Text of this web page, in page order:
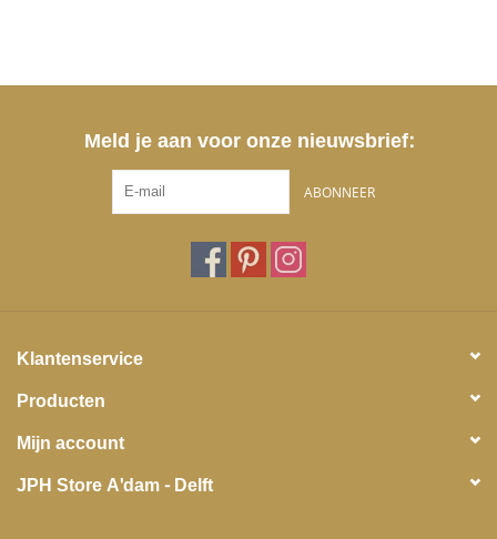
Meld je aan voor onze nieuwsbrief:
ABONNEER
Klantenservice
Producten
Mijn account
JPH Store A'dam - Delft